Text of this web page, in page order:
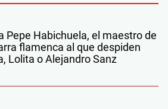
Pepe Habichuela, el maestro de
flamenca al que despiden
Lolita o Alejandro Sanz